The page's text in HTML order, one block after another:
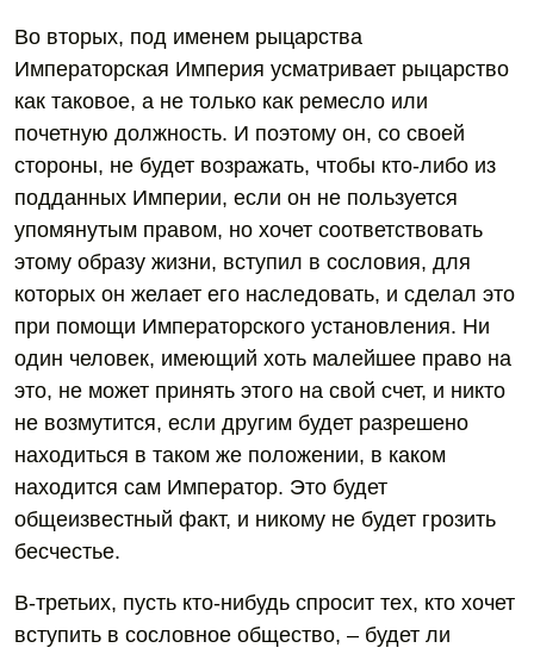
Во вторых, под именем рыцарства
Императорская Империя усматривает рыцарство
как таковое, а не только как ремесло или
почетную должность. И поэтому он, со своей
стороны, не будет возражать, чтобы кто-либо из
подданных Империи, если он не пользуется
упомянутым правом, но хочет соответствовать
этому образу жизни, вступил в сословия, для
которых он желает его наследовать, и сделал это
при помощи Императорского установления. Ни
один человек, имеющий хоть малейшее право на
это, не может принять этого на свой счет, и никто
не возмутится, если другим будет разрешено
находиться в таком же положении, в каком
находится сам Император. Это будет
общеизвестный факт, и никому не будет грозить
бесчестье.
В-третьих, пусть кто-нибудь спросит тех, кто хочет
вступить в сословное общество, – будет ли